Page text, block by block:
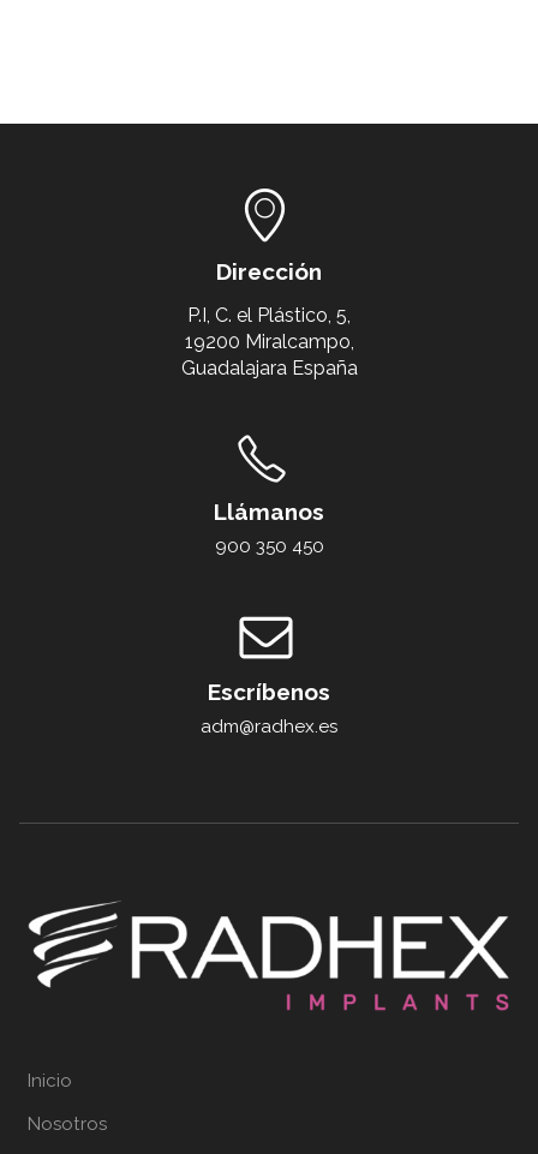
Dirección
P.I, C. el Plástico, 5,
19200 Miralcampo,
Guadalajara España
Llámanos
900 350 450
Escríbenos
adm@radhex.es
Inicio
Nosotros